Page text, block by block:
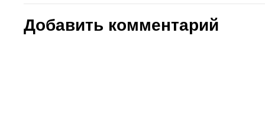
Добавить комментарий